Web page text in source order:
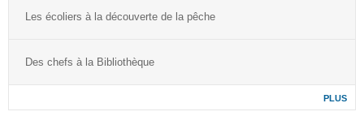
Les écoliers à la découverte de la pêche
Des chefs à la Bibliothèque
PLUS